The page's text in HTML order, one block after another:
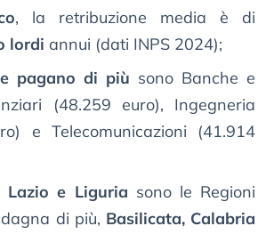
, la retribuzione media è di
lordi annui (dati INPS 2024);
pagano di più sono Banche e
(48.259 euro), Ingegneria
e Telecomunicazioni (41.914
Lazio e Liguria sono le Regioni
di più, Basilicata, Calabria